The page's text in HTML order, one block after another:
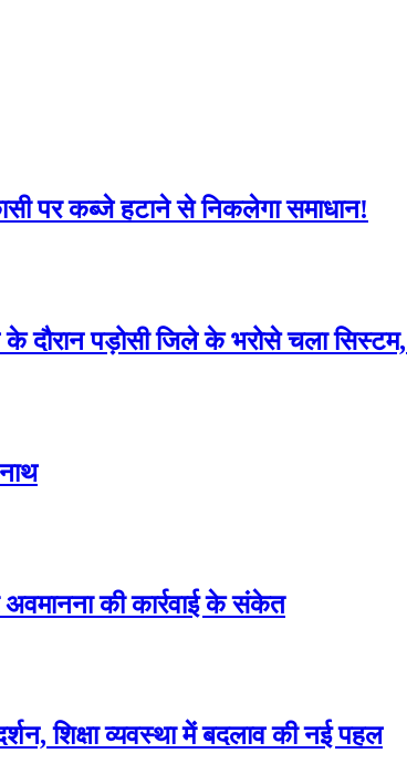
पर कब्जे हटाने से निकलेगा समाधान!
पड़ोसी जिले के भरोसे चला सिस्टम,
अवमानना की कार्रवाई के संकेत
शिक्षा व्यवस्था में बदलाव की नई पहल